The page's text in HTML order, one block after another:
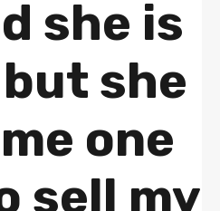
she is
she
one
sell my